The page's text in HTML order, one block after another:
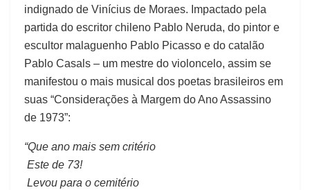
indignado de Vinícius de Moraes. Impactado pela
partida do escritor chileno Pablo Neruda, do pintor e
escultor malaguenho Pablo Picasso e do catalão
Pablo Casals – um mestre do violoncelo, assim se
manifestou o mais musical dos poetas brasileiros em
suas “Considerações à Margem do Ano Assassino
de 1973”:
“Que ano mais sem critério
Este de 73!
Levou para o cemitério